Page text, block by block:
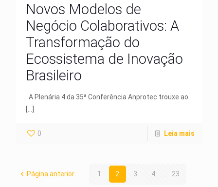
Novos Modelos de
Negócio Colaborativos: A
Transformação do
Ecossistema de Inovação
Brasileiro
A Plenária 4 da 35ª Conferência Anprotec trouxe ao
0 Leia mais
Página anterior 1 2 3 4 23